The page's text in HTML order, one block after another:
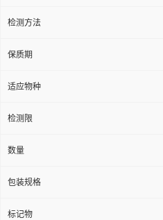
检测方法
保质期
适应物种
检测限
数量
包装规格
标记物